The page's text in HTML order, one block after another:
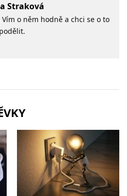
Straková
o něm hodně a chci se o to
podělit.